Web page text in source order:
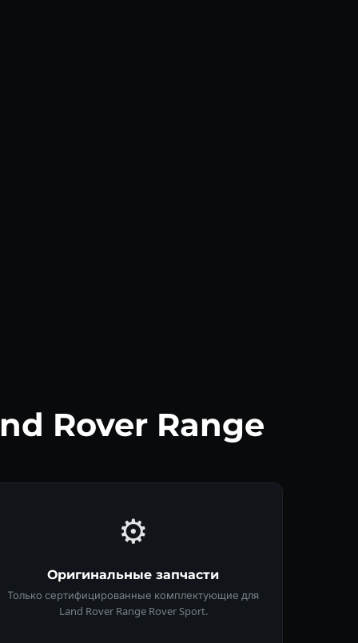
Rover Range
⚙️
Оригинальные запчасти
Только сертифицированные комплектующие для
Land Rover Range Rover Sport.